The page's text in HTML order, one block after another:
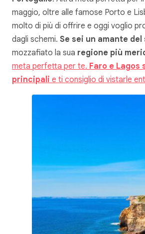
maggio, oltre alle famose Porto e
molto di più di offrire e oggi voglio
dagli schemi. Se sei un amante
mozzafiato la sua regione più
meta perfetta per te. Faro e Lagos
principali e ti consiglio di vistarle